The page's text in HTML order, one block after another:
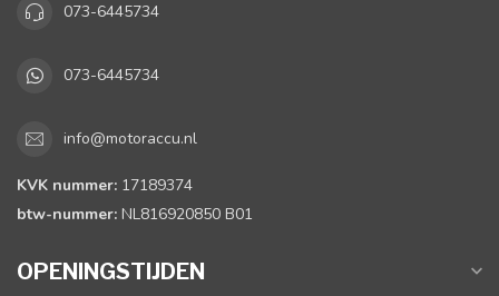
073-6445734
073-6445734
info@motoraccu.nl
KVK nummer: 17189374
btw-nummer: NL816920850 B01
OPENINGSTIJDEN